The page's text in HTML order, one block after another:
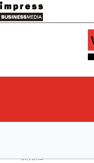
メ
イ
ン
ツ
移
教育講座